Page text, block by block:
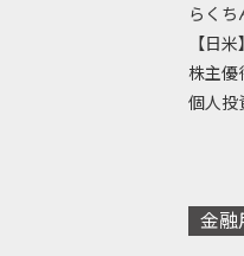
らく
【日
株主優
個人投
金融